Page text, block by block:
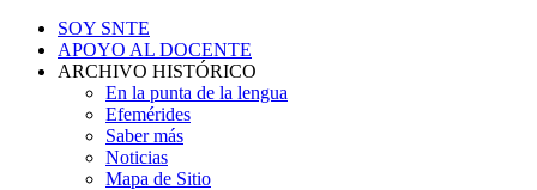
SOY SNTE
APOYO AL DOCENTE
ARCHIVO HISTÓRICO
En la punta de la lengua
Efemérides
Saber más
Noticias
Mapa de Sitio